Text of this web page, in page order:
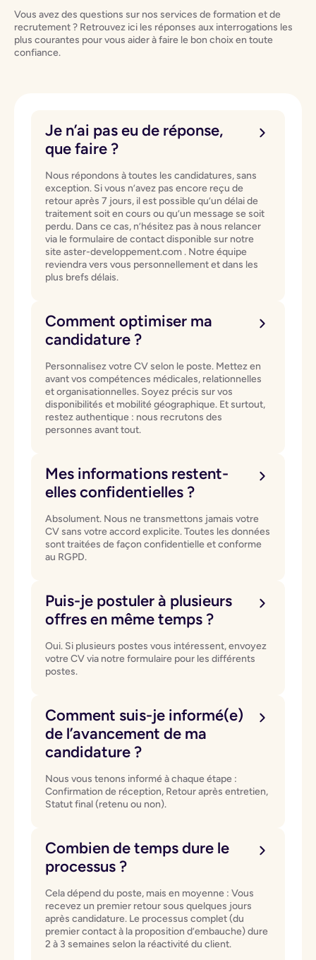
Vous avez des questions sur nos services de formation et de
recrutement ? Retrouvez ici les réponses aux interrogations les
plus courantes pour vous aider à faire le bon choix en toute
confiance.
Je n’ai pas eu de réponse,
que faire ?
Nous répondons à toutes les candidatures, sans
exception. Si vous n’avez pas encore reçu de
retour après 7 jours, il est possible qu’un délai de
traitement soit en cours ou qu’un message se soit
perdu. Dans ce cas, n’hésitez pas à nous relancer
via le formulaire de contact disponible sur notre
site aster-developpement.com . Notre équipe
reviendra vers vous personnellement et dans les
plus brefs délais.
Comment optimiser ma
candidature ?
Personnalisez votre CV selon le poste. Mettez en
avant vos compétences médicales, relationnelles
et organisationnelles. Soyez précis sur vos
disponibilités et mobilité géographique. Et surtout,
restez authentique : nous recrutons des
personnes avant tout.
Mes informations restent-
elles confidentielles ?
Absolument. Nous ne transmettons jamais votre
CV sans votre accord explicite. Toutes les données
sont traitées de façon confidentielle et conforme
au RGPD.
Puis-je postuler à plusieurs
offres en même temps ?
Oui. Si plusieurs postes vous intéressent, envoyez
votre CV via notre formulaire pour les différents
postes.
Comment suis-je informé(e)
de l’avancement de ma
candidature ?
Nous vous tenons informé à chaque étape :
Confirmation de réception, Retour après entretien,
Statut final (retenu ou non).
Combien de temps dure le
processus ?
Cela dépend du poste, mais en moyenne : Vous
recevez un premier retour sous quelques jours
après candidature. Le processus complet (du
premier contact à la proposition d’embauche) dure
2 à 3 semaines selon la réactivité du client.